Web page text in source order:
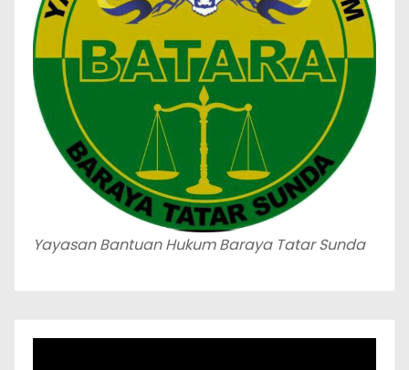
Yayasan Bantuan Hukum Baraya Tatar Sunda